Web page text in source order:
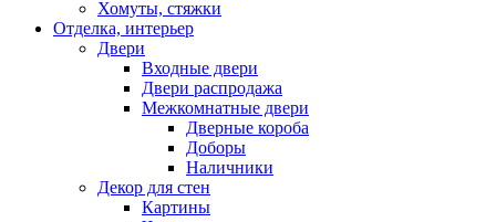
Хомуты, стяжки
Отделка, интерьер
Двери
Входные двери
Двери распродажа
Межкомнатные двери
Дверные короба
Доборы
Наличники
Декор для стен
Картины